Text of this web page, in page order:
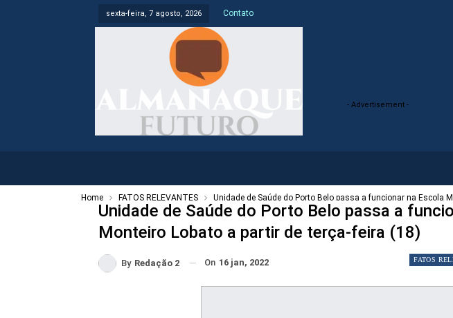
sexta-feira, 7 agosto, 2026 Contato
- Advertisement -
Home FATOS RELEVANTES Unidade de Saúde do Porto Belo passa a funcionar na Escola
Unidade de Saúde do Porto Belo passa a
Monteiro Lobato a partir de terça-feira (18)
FATOS
By Redação 2 On 16 jan, 2022